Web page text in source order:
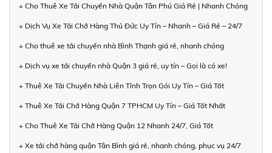
+ Cho Thuê Xe Tải Chuyển Nhà Quận Tân Phú Giá Rẻ | Nhanh Chóng
+ Dịch Vụ Xe Tải Chở Hàng Thủ Đức Uy Tín – Nhanh – Giá Rẻ – 24/7
+ Cho thuê xe tải chuyển nhà Bình Thạnh giá rẻ, nhanh chóng
+ Dịch vụ xe tải chuyển nhà Quận 3 giá rẻ, uy tín – Gọi là có xe!
+ Thuê Xe Tải Chuyển Nhà Liên Tỉnh Trọn Gói Uy Tín – Giá Tốt
+ Thuê Xe Tải Chở Hàng Quận 7 TPHCM Uy Tín – Giá Tốt Nhất
+ Cho Thuê Xe Tải Chở Hàng Quận 12 Nhanh 24/7, Giá Tốt
+ Xe tải chở hàng quận Tân Bình giá rẻ, nhanh chóng, phục vụ 24/7